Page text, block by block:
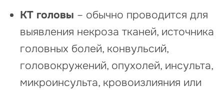
КТ головы – обычно проводится для
выявления некроза тканей, источника
головных болей, конвульсий,
головокружений, опухолей, инсульта,
микроинсульта, кровоизлияния или